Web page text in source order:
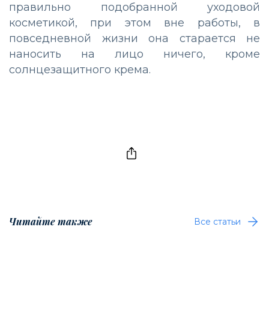
правильно подобранной уходовой
косметикой, при этом вне работы, в
повседневной жизни она старается не
наносить на лицо ничего, кроме
солнцезащитного крема.
Читайте также Все статьи